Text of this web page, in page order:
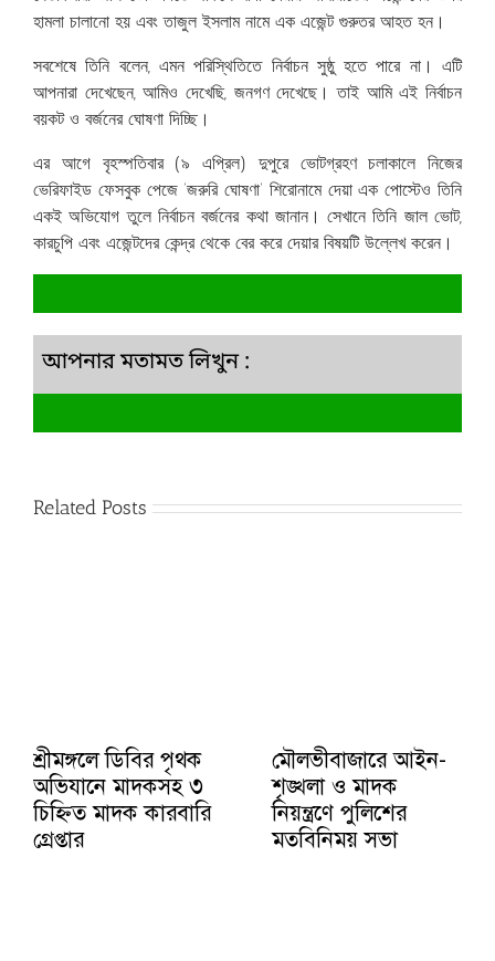
হামলা চালানো হয় এবং তাজুল ইসলাম নামে এক এজেন্ট গুরুতর আহত হন।
‎সবশেষে তিনি বলেন, এমন পরিস্থিতিতে নির্বাচন সুষ্ঠু হতে পারে না। এটি
আপনারা দেখেছেন, আমিও দেখেছি, জনগণ দেখেছে। তাই আমি এই নির্বাচন
বয়কট ও বর্জনের ঘোষণা দিচ্ছি।
‎এর আগে বৃহস্পতিবার (৯ এপ্রিল) দুপুরে ভোটগ্রহণ চলাকালে নিজের
ভেরিফাইড ফেসবুক পেজে ‘জরুরি ঘোষণা’ শিরোনামে দেয়া এক পোস্টেও তিনি
একই অভিযোগ তুলে নির্বাচন বর্জনের কথা জানান। সেখানে তিনি জাল ভোট,
কারচুপি এবং এজেন্টদের কেন্দ্র থেকে বের করে দেয়ার বিষয়টি উল্লেখ করেন।
আপনার মতামত লিখুন :
Related Posts
শ্রীমঙ্গলে ডিবির পৃথক
অভিযানে মাদকসহ ৩
চিহ্নিত মাদক কারবারি
গ্রেপ্তার
মৌলভীবাজারে আইন-
শৃঙ্খলা ও মাদক
নিয়ন্ত্রণে পুলিশের
মতবিনিময় সভা